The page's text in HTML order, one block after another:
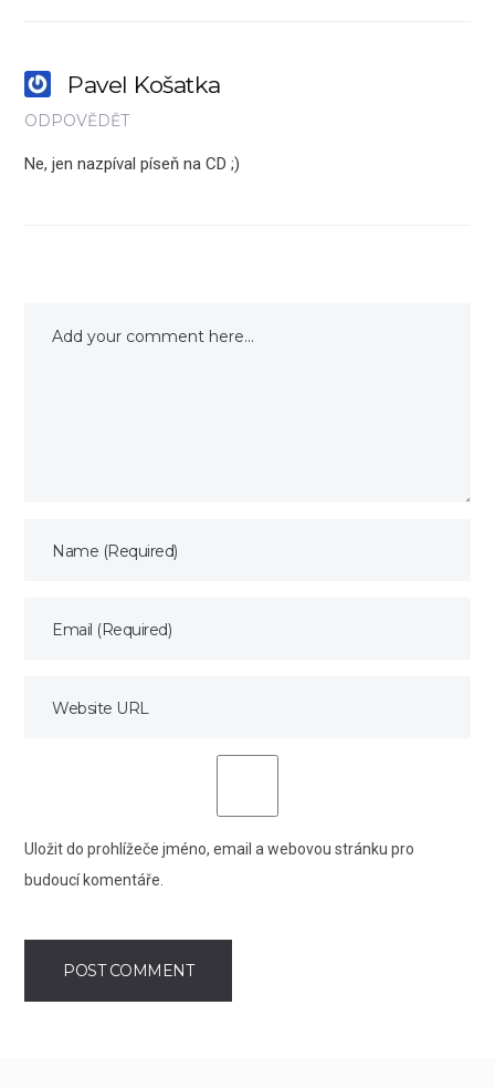
Pavel Košatka
ODPOVĚDĚT
Ne, jen nazpíval píseň na CD ;)
Uložit do prohlížeče jméno, email a webovou stránku pro
budoucí komentáře.